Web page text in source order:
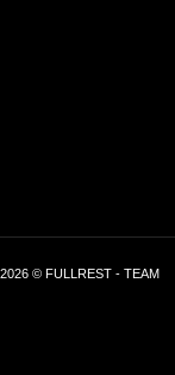
2026 © FULLREST - TEAM